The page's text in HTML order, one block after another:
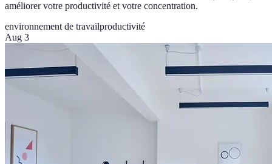
améliorer votre productivité et votre concentration.
environnement de travailproductivité
Aug 3